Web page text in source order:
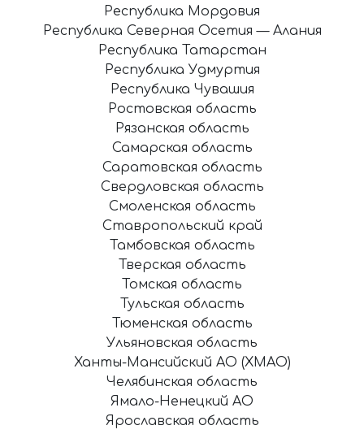
Республика Мордовия
Республика Северная Осетия — Алания
Республика Татарстан
Республика Удмуртия
Республика Чувашия
Ростовская область
Рязанская область
Самарская область
Саратовская область
Свердловская область
Смоленская область
Ставропольский край
Тамбовская область
Тверская область
Томская область
Тульская область
Тюменская область
Ульяновская область
Ханты-Мансийский АО (ХМАО)
Челябинская область
Ямало-Ненецкий АО
Ярославская область